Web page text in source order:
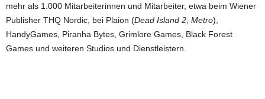
mehr als 1.000 Mitarbeiterinnen und Mitarbeiter, etwa beim Wiener
Publisher THQ Nordic, bei Plaion (Dead Island 2 Metro),
HandyGames, Piranha Bytes, Grimlore Games, Black Forest
Games und weiteren Studios und Dienstleistern.